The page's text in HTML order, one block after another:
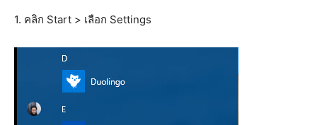
1. คลิก Start > เลือก Settings